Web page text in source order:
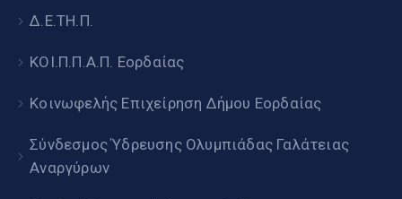
Δ.Ε.ΤΗ.Π.
ΚΟΙ.Π.Π.Α.Π. Εορδαίας
Κοινωφελής Επιχείρηση Δήμου Εορδαίας
Σύνδεσμος Ύδρευσης Ολυμπιάδας Γαλάτειας
Αναργύρων